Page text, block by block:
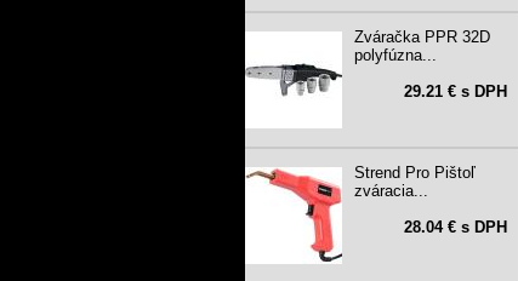
Zváračka PPR 32D
polyfúzna...
29.21 € s DPH
Strend Pro Pištoľ
zváracia...
28.04 € s DPH